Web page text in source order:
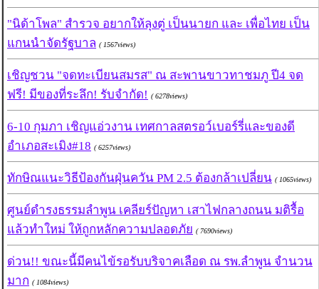
"นิด้าโพล" สำรวจ อยากให้ลุงตู่ เป็นนายก และ เพื่อไทย เป็น
แกนนำจัดรัฐบาล ( 1567views)
เชิญชวน "จดทะเบียนสมรส" ณ สะพานขาวทาชมภู ปี4 จด
ฟรี! มีของที่ระลึก! รับจำกัด! ( 6278views)
6-10 กุมภา เชิญแอ่วงาน เทศกาลสตรอว์เบอร์รี่และของดี
อำเภอสะเมิง#18 ( 6257views)
ทักษิณแนะวิธีป้องกันฝุ่นควัน PM 2.5 ต้องกล้าเปลี่ยน ( 1065views)
ศูนย์ดํารงธรรมลําพูน เคลียร์ปัญหา เสาไฟกลางถนน มติรื้อ
แล้วทำใหม่ ให้ถูกหลักความปลอดภัย ( 7690views)
ด่วน!! ขณะนี้มีคนไข้รอรับบริจาคเลือด ณ รพ.ลำพูน จำนวน
มาก ( 1084views)